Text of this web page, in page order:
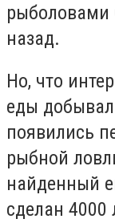
рыболовами
назад.
Но, что
еды
появились
рыбной
найденный
сделан 4000